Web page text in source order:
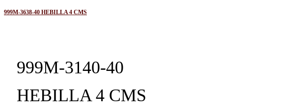
999M-3638-40 HEBILLA 4 CMS
999M-3140-40
HEBILLA 4 CMS